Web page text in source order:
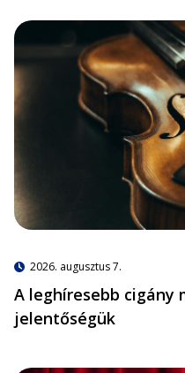
2026. augusztus 7.
A leghíresebb cigány
jelentőségük